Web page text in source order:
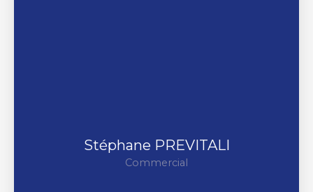
Stéphane PREVITALI
Commercial